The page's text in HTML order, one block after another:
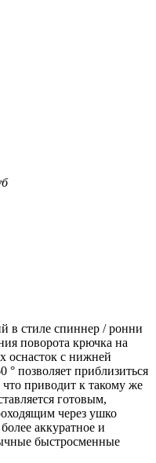
в стиле спиннер / ронни
поворота крючка на
оснасток с нижней
позволяет приблизиться
приводит к такому же
готовым,
через ушко
аккуратное и
быстросменные